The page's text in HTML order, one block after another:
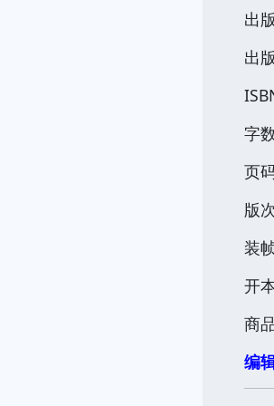
出
出
字
页
版
装
开
商
编